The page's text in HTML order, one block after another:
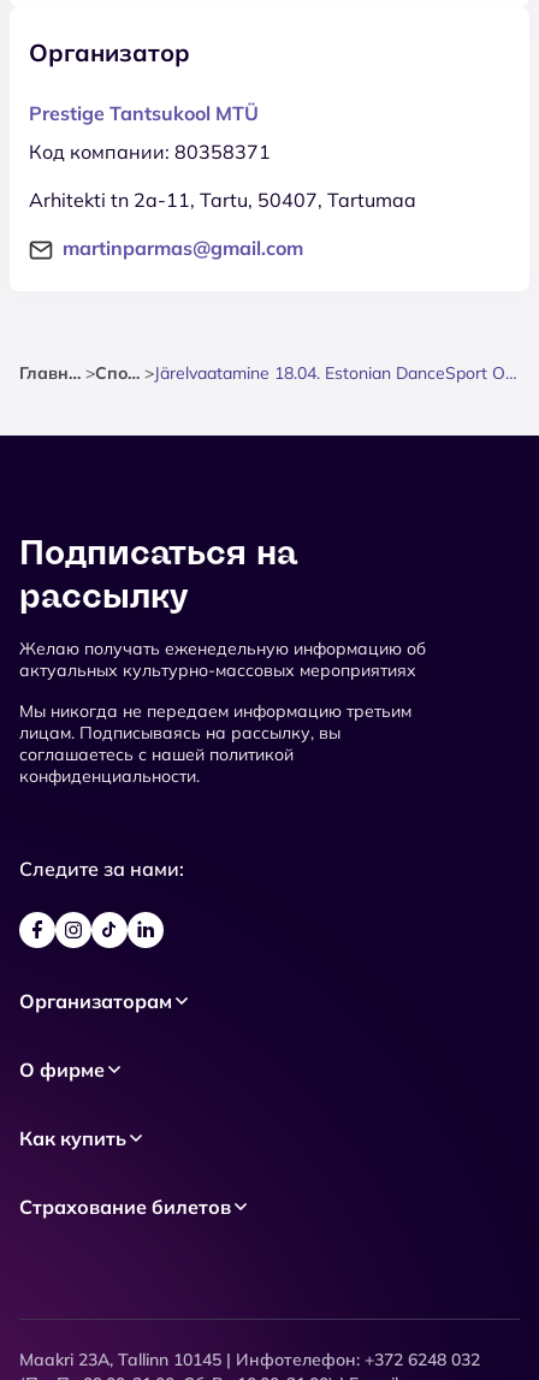
Организатор
Prestige Tantsukool MTÜ
Код компании: 80358371
Arhitekti tn 2a-11, Tartu, 50407, Tartumaa
martinparmas@gmail.com
Главная > Спорт > Järelvaatamine 18.04. Estonian DanceSport Open
Подписаться на
рассылку
Желаю получать еженедельную информацию об
актуальных культурно-массовых мероприятиях
Мы никогда не передаем информацию третьим
лицам. Подписываясь на рассылку, вы
соглашаетесь с нашей политикой
конфиденциальности.
Следите за нами:
Организаторам
О фирме
Как купить
Страхование билетов
Maakri 23A, Tallinn 10145 | Инфотелефон: +372 6248 032